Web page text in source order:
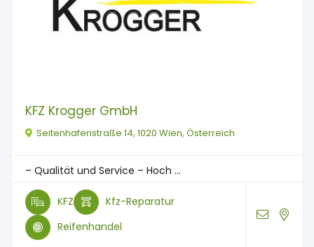
KFZ Krogger GmbH
Seitenhafenstraße 14, 1020 Wien, Österreich
– Qualität und Service – Hoch ...
KFZ
Kfz-Reparatur
Reifenhandel